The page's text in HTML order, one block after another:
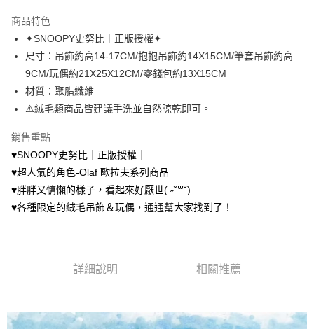
Apple Pay
街口支付
悠遊付
AFTEE先享後付
相關說明
AFTEE先享後付是「在收到商品之後才付款」的支付方式。 讓您購物簡單
便利好安心！
１．簡單：不需註冊會員、不需綁卡、不需儲值。
２．便利：只要手機號碼，簡訊認證，即可結帳。
３．安心：先確認商品／服務後，再付款。
２．訂單成立數日內，您將收到繳費通知簡訊。
購買商品的店家。未經商家同意取消之訂單仍視為有效，需透過AFTEE先享
ATM付款
運送方式
全家取貨付款
每筆NT$70，滿NT$699(含以上)免運費
每筆NT$70，滿NT$899(含以上)免運費
商品特色
✦SNOOPY史努比｜正版授權✦
尺寸：吊飾約高14-17CM/抱抱吊飾約14X15CM/筆套吊飾約高
9CM/玩偶約21X25X12CM/零錢包約13X15CM
材質：聚脂纖維
⚠️絨毛類商品皆建議手洗並自然晾乾即可。
銷售重點
♥︎SNOOPY史努比｜正版授權｜
♥︎超人氣的角色-Olaf 歐拉夫系列商品
♥︎胖胖又慵懶的樣子，看起來好厭世( ˶˘꒳˘)
♥︎各種限定的絨毛吊飾＆玩偶，通通幫大家找到了！
詳細說明 相關推薦